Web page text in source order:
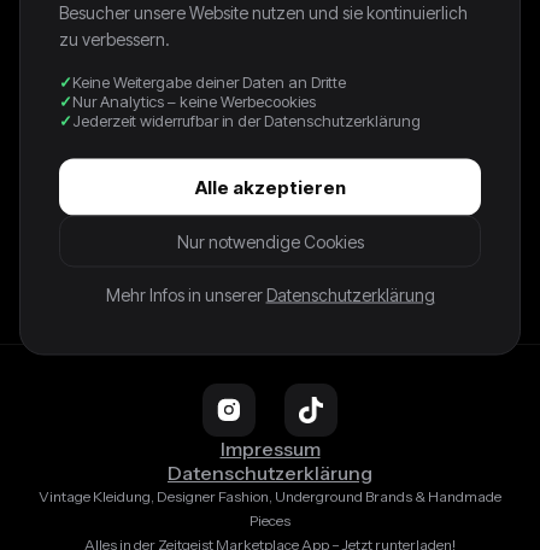
Du bist Shop Betreiber?
So kannst du mitmachen und deine Produkte mit dem
Zeitgeist Marketplace synchronisieren!
↓
Infos für Shop Betreiber
Impressum
Datenschutzerklärung
Vintage Kleidung, Designer Fashion, Underground Brands & Handmade
Pieces
Alles in der Zeitgeist Marketplace App – Jetzt runterladen!
Besucher unsere Website nutzen und sie kontinuierlich
zu verbessern.
Keine Weitergabe deiner Daten an Dritte
Nur Analytics – keine Werbecookies
Jederzeit widerrufbar in der Datenschutzerklärung
Alle akzeptieren
Nur notwendige Cookies
Mehr Infos in unserer Datenschutzerklärung